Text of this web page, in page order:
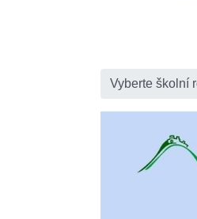
Vyberte školní